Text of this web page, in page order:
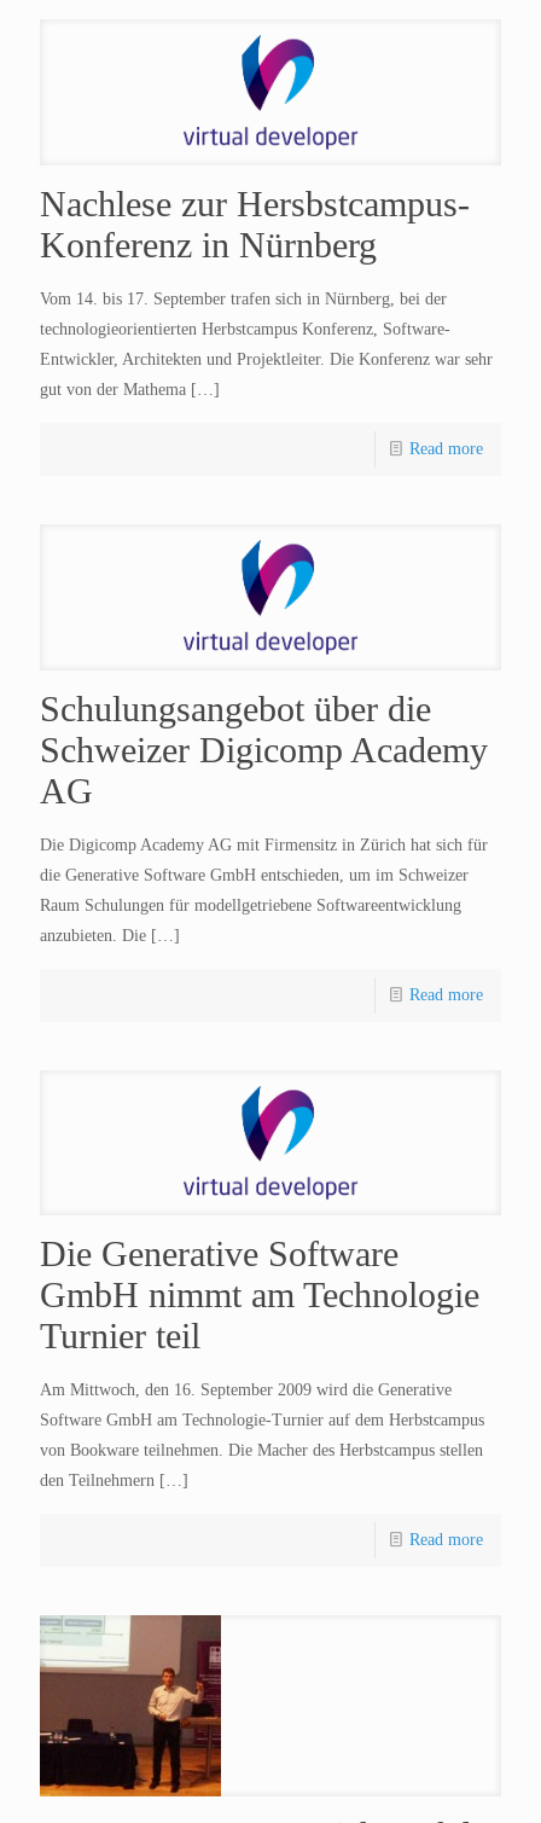
Nachlese zur Hersbstcampus-
Konferenz in Nürnberg
Vom 14. bis 17. September trafen sich in Nürnberg, bei der
technologieorientierten Herbstcampus Konferenz, Software-
Entwickler, Architekten und Projektleiter. Die Konferenz war sehr
gut von der Mathema […]
Read more
Schulungsangebot über die
Schweizer Digicomp Academy
AG
Die Digicomp Academy AG mit Firmensitz in Zürich hat sich für
die Generative Software GmbH entschieden, um im Schweizer
Raum Schulungen für modellgetriebene Softwareentwicklung
anzubieten. Die […]
Read more
Die Generative Software
GmbH nimmt am Technologie
Turnier teil
Am Mittwoch, den 16. September 2009 wird die Generative
Software GmbH am Technologie-Turnier auf dem Herbstcampus
von Bookware teilnehmen. Die Macher des Herbstcampus stellen
den Teilnehmern […]
Read more